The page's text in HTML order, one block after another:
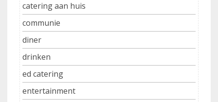
catering aan huis
communie
diner
drinken
ed catering
entertainment